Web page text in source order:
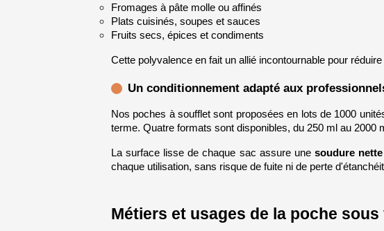
Fromages à pâte molle ou affinés
Plats cuisinés, soupes et sauces
Fruits secs, épices et condiments
Cette polyvalence en fait un allié incontournable pour
Un conditionnement adapté aux
Nos poches à soufflet sont proposées en lots de 1000
terme. Quatre formats sont disponibles, du 250 ml au 2000
La surface lisse de chaque sac assure une soudure
chaque utilisation, sans risque de fuite ni de perte
Métiers et usages de la poche